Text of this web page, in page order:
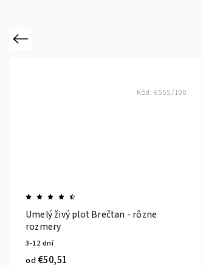
Previous
Umelý živý plot Brečtan - rôzne
rozmery
3-12 dní
od €50,51
Kód: 6555/100